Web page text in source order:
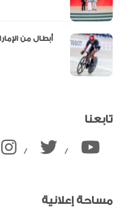
تابعنا
/ /
مساحة إعلانية